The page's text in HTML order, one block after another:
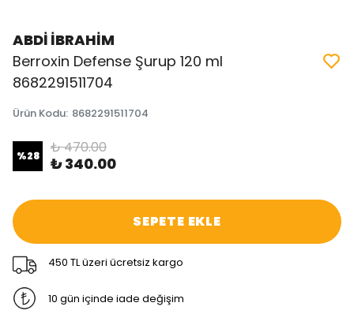
ABDİ İBRAHİM
Berroxin Defense Şurup 120 ml
8682291511704
Ürün Kodu: 8682291511704
%28 ₺ 470.00
₺ 340.00
SEPETE EKLE
450 TL üzeri ücretsiz kargo
10 gün içinde iade değişim